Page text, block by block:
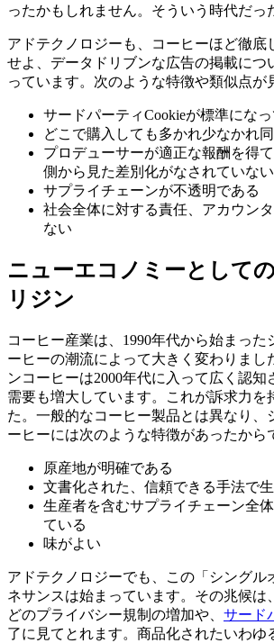
ったかもしれません。そういう時代だっ
アドテクノロジーも、コーヒーほど徹底
せよ、データドリブンな広告の掲載につ
っています。次のような特徴や類似点が
サードパーティCookieが標準にな
どこで購入しても多かれ少なかれ
プロデューサーが適正な報酬を得
側から見た差別化がなされていない
サプライチェーンが不透明である
社会全体に対する責任、アカウン
ない
ニューエコノミーとして
リジン
コーヒー産業は、1990年代から始まった
ーヒーの潮流によって大きく変わりまし
ンコーヒーは2000年代に入って広く認知
需要も増大しています。これが訴求力を
た。一般的なコーヒー製品とは異なり、
ーヒーには次のような特徴があったから
原産地が明確である
文書化された、信頼できる手法で
生産者を含むサプライチェーン全
ている
味がよい
アドテクノロジーでも、この「シングル
ネサンスは始まっています。その兆候は、
どのプライバシー規制の増加や、 サード
了に見てとれます。商品化されたいわゆ